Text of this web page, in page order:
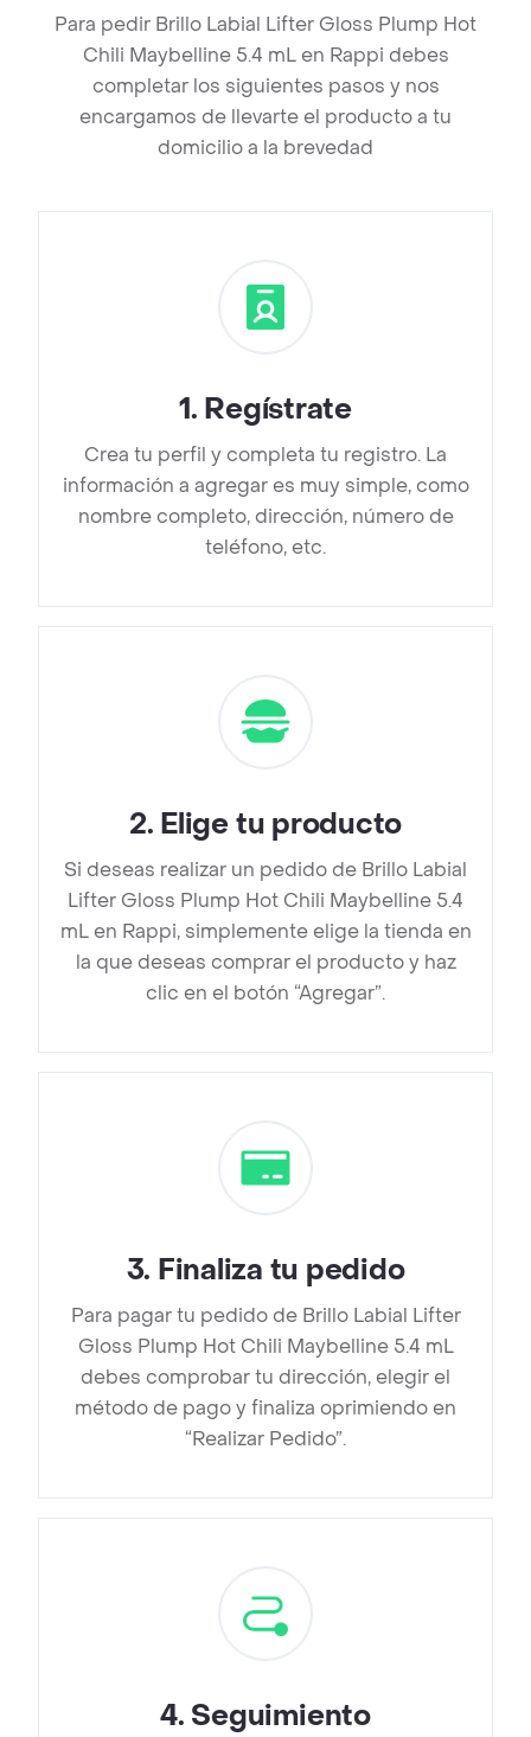
Para pedir Brillo Labial Lifter Gloss Plump Hot
Chili Maybelline 5.4 mL en Rappi debes
completar los siguientes pasos y nos
encargamos de llevarte el producto a tu
domicilio a la brevedad
1. Regístrate
Crea tu perfil y completa tu registro. La
información a agregar es muy simple, como
nombre completo, dirección, número de
teléfono, etc.
2. Elige tu producto
Si deseas realizar un pedido de Brillo Labial
Lifter Gloss Plump Hot Chili Maybelline 5.4
mL en Rappi, simplemente elige la tienda en
la que deseas comprar el producto y haz
clic en el botón “Agregar”.
3. Finaliza tu pedido
Para pagar tu pedido de Brillo Labial Lifter
Gloss Plump Hot Chili Maybelline 5.4 mL
debes comprobar tu dirección, elegir el
método de pago y finaliza oprimiendo en
“Realizar Pedido”.
4. Seguimiento